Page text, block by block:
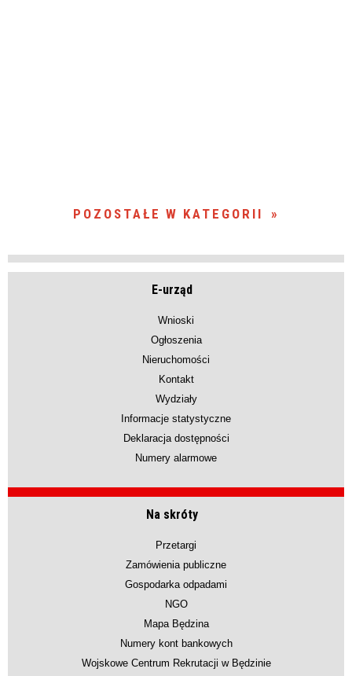
POZOSTAŁE W KATEGORII
E-urząd
Wnioski
Ogłoszenia
Nieruchomości
Kontakt
Wydziały
Informacje statystyczne
Deklaracja dostępności
Numery alarmowe
Na skróty
Przetargi
Zamówienia publiczne
Gospodarka odpadami
NGO
Mapa Będzina
Numery kont bankowych
Wojskowe Centrum Rekrutacji w Będzinie